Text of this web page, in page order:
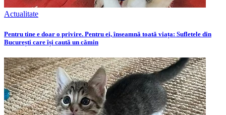
Actualitate
Pentru tine e doar o privire. Pentru ei, înseamnă toată viața: Sufletele din
București care își caută un cămin